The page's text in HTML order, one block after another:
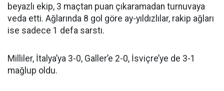
beyazlı ekip, 3 maçtan puan çıkaramadan turnuvaya
veda etti. Ağlarında 8 gol göre ay-yıldızlılar, rakip ağları
ise sadece 1 defa sarstı.
Milliler, İtalya’ya 3-0, Galler’e 2-0, İsviçre’ye de 3-1
mağlup oldu.